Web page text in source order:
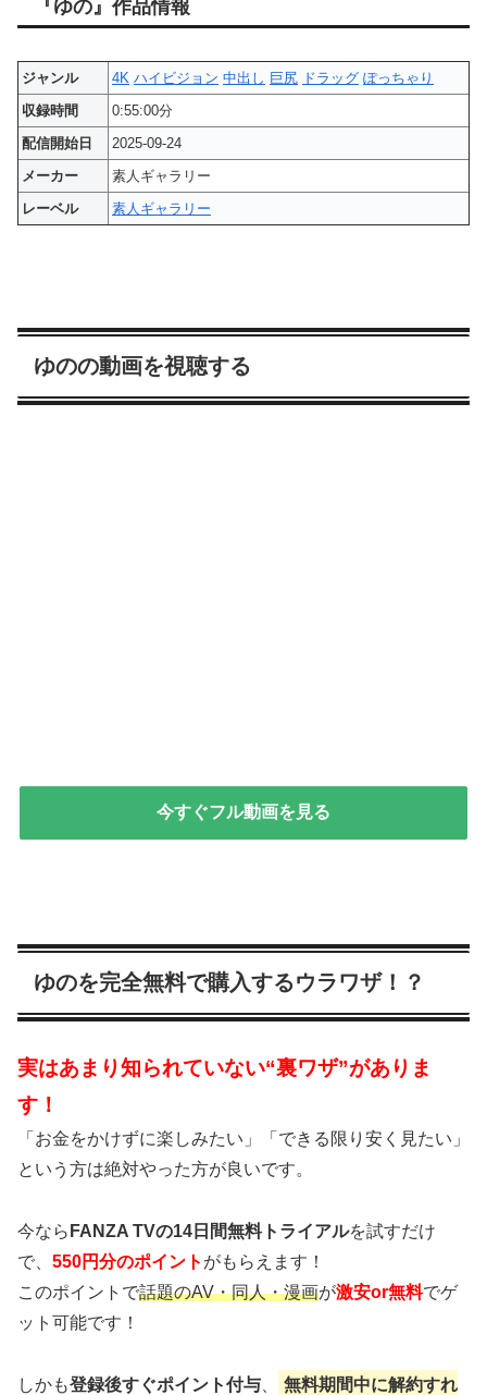
『ゆの』作品情報
ジャンル 4K ハイビジョン 中出し 巨尻 ドラッグ ぽっちゃり
収録時間
0:55:00分
配信開始日
2025-09-24
メーカー
素人ギャラリー
レーベル
素人ギャラリー
ゆのの動画を視聴する
今すぐフル動画を見る
ゆのを完全無料で購入するウラワザ！？
実はあまり知られていない“裏ワザ”がありま
す！
「お金をかけずに楽しみたい」「できる限り安く見たい」
という方は絶対やった方が良いです。
今なら FANZA TVの14日間無料トライアルを試すだけ
で、 550円分のポイント がもらえます！
このポイントで話題のAV・同人・漫画が激安or無料でゲ
ット可能です！
しかも登録後すぐポイント付与
無料期間中に解約すれ